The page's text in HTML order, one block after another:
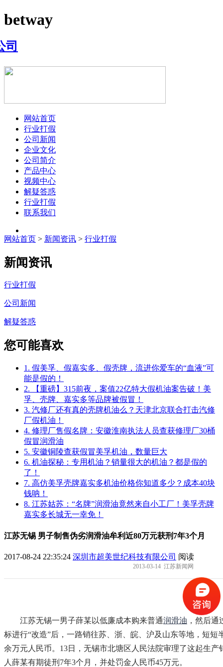
betway
网站首页
行业打假
公司新闻
企业文化
公司简介
产品中心
视频中心
解疑答惑
行业打假
联系我们
网站首页 > 新闻资讯 > 行业打假
新闻资讯
行业打假
公司新闻
解疑答惑
您可能喜欢
1. 假美孚、假嘉实多、假壳牌，流进你爱车的“血液”可
能是假的！
2. 【重磅】315前夜，案值22亿特大假机油案告破！美
孚、壳牌、嘉实多等品牌被假冒！
3. 汽修厂还有真的壳牌机油么？天津北京联合打击汽修
厂假机油！
4. 修理厂售假名牌：安徽淮南执法人员查获修理厂30桶
假冒润滑油
5. 安徽铜陵查获假冒美孚机油，数量巨大
6. 机油探秘：专用机油？销量很大的机油？都是假的
了！
7. 高仿美孚壳牌嘉实多机油价格你知道多少？成本40块
钱呐！
8. 江苏姑苏：“名牌”润滑油竟然来自小工厂！美孚壳牌
嘉实多长城无一幸免！
江苏无锡 男子制售伪劣润滑油牟利近80万元获刑7年3个月
2017-08-24 22:35:24 深圳市超美世纪科技有限公司 阅读
2013-03-14 江苏新闻网
江苏无锡一男子薛某以低廉成本购来普通润滑油 ，然后
标进行“改造”后，一路销往苏、浙、皖、沪及山东等地，短短
余万元人民币。13日，无锡市北塘区人民法院审理了这起生产
人薛某有期徒刑7年3个月，并处罚金人民币45万元。